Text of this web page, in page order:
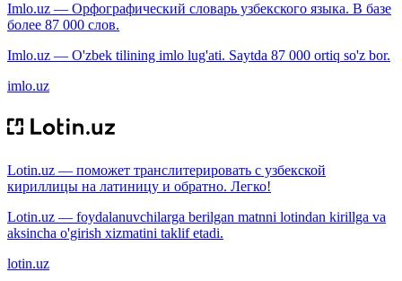
Imlo.uz — Орфографический словарь узбекского языка. В базе
более 87 000 слов.
Imlo.uz — O'zbek tilining imlo lug'ati. Saytda 87 000 ortiq so'z bor.
imlo.uz
Lotin.uz — поможет транслитерировать с узбекской
кириллицы на латиницу и обратно. Легко!
Lotin.uz — foydalanuvchilarga berilgan matnni lotindan kirillga va
aksincha o'girish xizmatini taklif etadi.
lotin.uz